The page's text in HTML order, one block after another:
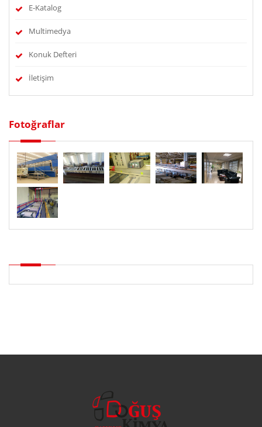
E-Katalog
Multimedya
Konuk Defteri
İletişim
Fotoğraflar